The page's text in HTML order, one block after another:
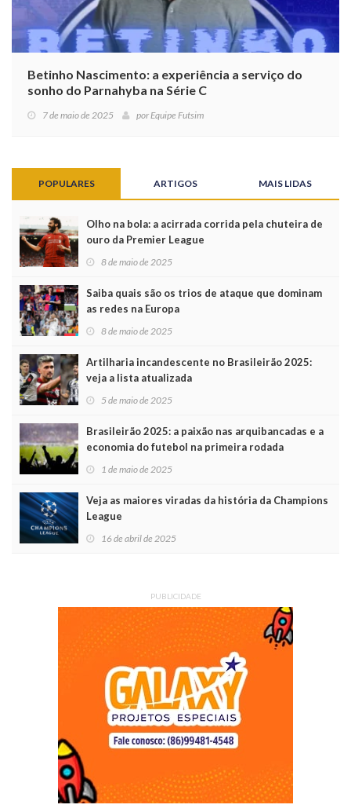
Betinho Nascimento: a experiência a serviço do
sonho do Parnahyba na Série C
7 de maio de 2025 por Equipe Futsim
POPULARES ARTIGOS MAIS LIDAS
Olho na bola: a acirrada corrida pela chuteira de
ouro da Premier League
8 de maio de 2025
Saiba quais são os trios de ataque que dominam
as redes na Europa
8 de maio de 2025
Artilharia incandescente no Brasileirão 2025:
veja a lista atualizada
5 de maio de 2025
Brasileirão 2025: a paixão nas arquibancadas e a
economia do futebol na primeira rodada
1 de maio de 2025
Veja as maiores viradas da história da Champions
League
16 de abril de 2025
PUBLICIDADE